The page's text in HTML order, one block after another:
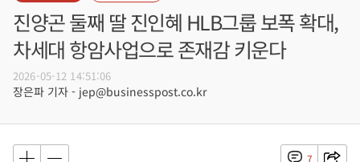
진양곤 둘째 딸 진인혜 HLB그룹 보폭 확대,
차세대 항암사업으로 존재감 키운다
2026-05-12 14:51:06
장은파 기자 - jep@businesspost.co.kr
7